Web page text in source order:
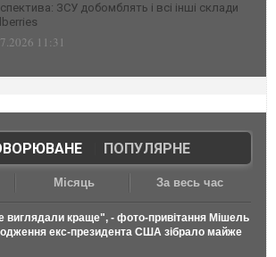
ЗСУ добомблять і всі інші склади
11:31
| ПОПУЛЯРНЕ
Місяць За весь час
виглядали краще", - фото-привітання Мішель
екс-президента США зібрало майже